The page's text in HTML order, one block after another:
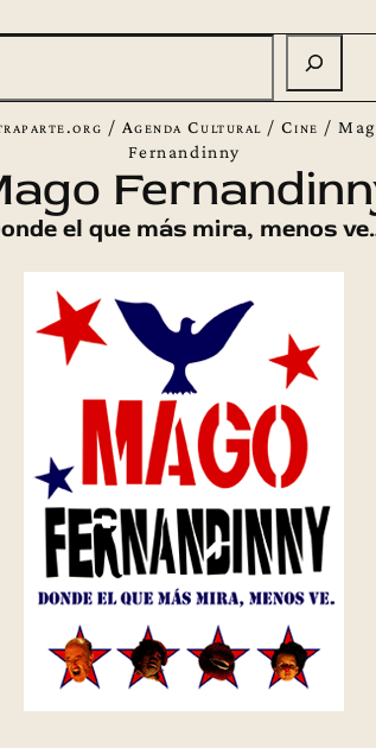
/ Agenda Cultural /Cine /
Fernandinny
el que más mira, menos